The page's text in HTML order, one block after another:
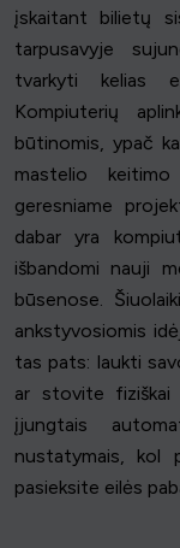
įskaitant bilietų
tarpusavyje
tvarkyti kelias
Kompiuterių
būtinomis, ypač
mastelio
geresniame
dabar yra
išbandomi nauji
būsenose.
ankstyvosiomis
tas pats: laukti
ar stovite fiziškai
įjungtais
nustatymais, kol
pasieksite eilės